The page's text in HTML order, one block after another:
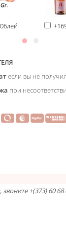
если вы не
при
+(373) 60 68